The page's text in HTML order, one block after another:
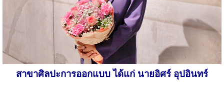
สาขาศิลปะการออกแบบ ได้แก่ นายอิศร์ อุปอินทร์